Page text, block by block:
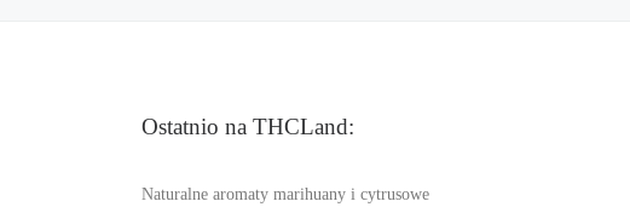
Ostatnio na THCLand:
Naturalne aromaty marihuany i cytrusowe